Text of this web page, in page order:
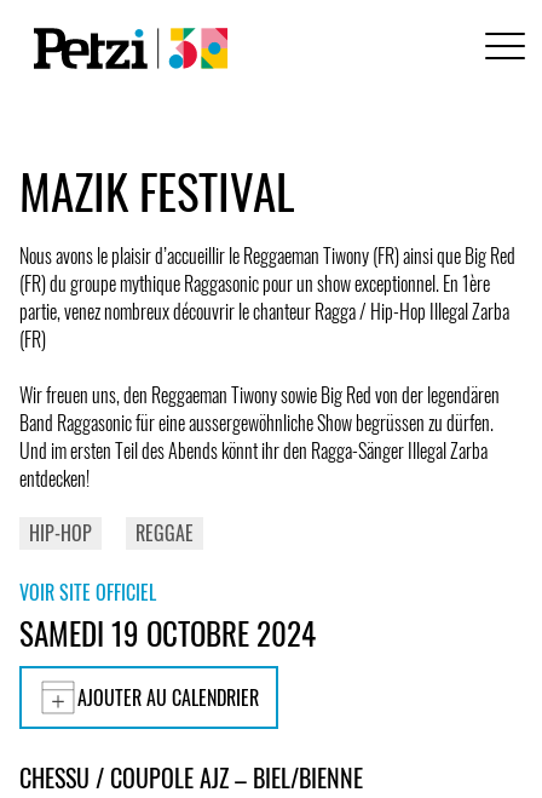
MAZIK FESTIVAL
Nous avons le plaisir d’accueillir le Reggaeman Tiwony (FR) ainsi que Big Red
(FR) du groupe mythique Raggasonic pour un show exceptionnel. En 1ère
partie, venez nombreux découvrir le chanteur Ragga / Hip-Hop Illegal Zarba
(FR)
Wir freuen uns, den Reggaeman Tiwony sowie Big Red von der legendären
Band Raggasonic für eine aussergewöhnliche Show begrüssen zu dürfen.
Und im ersten Teil des Abends könnt ihr den Ragga-Sänger Illegal Zarba
entdecken!
HIP-HOP
REGGAE
VOIR SITE OFFICIEL
SAMEDI 19 OCTOBRE 2024
AJOUTER AU CALENDRIER
CHESSU / COUPOLE AJZ – BIEL/BIENNE